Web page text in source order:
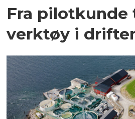
Fra pilotkunde
verktøy i